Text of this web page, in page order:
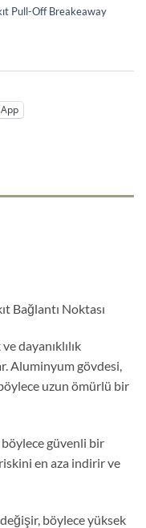
Pull-Off Breakeaway
Bağlantı Noktası
dayanıklılık
Aluminyum gövdesi,
böylece uzun ömürlü bir
böylece güvenli bir
riskini en aza indirir ve
böylece yüksek